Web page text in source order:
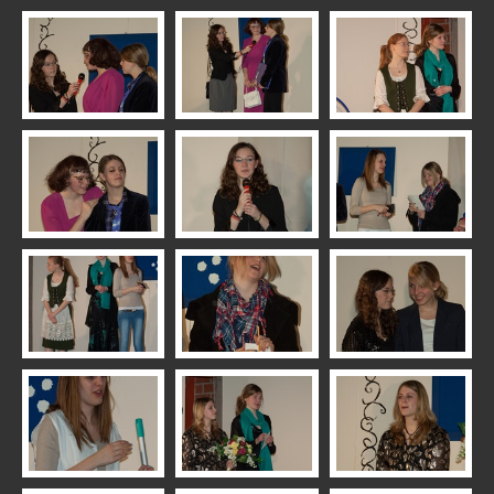
2023 Feuerwehr 112
2023 Kaktusblüten: Honolulu
2022 RFV Vereinsfest
2022 Dorfflohmarkt
2021 Advent
2020 Lichterfahrt
2020 Advent
2020 Laternen
2020 Kaktusblüten: Ein genialer Plan
2019 Weihnachtsmarkt
2019 TSV Vereinsfest